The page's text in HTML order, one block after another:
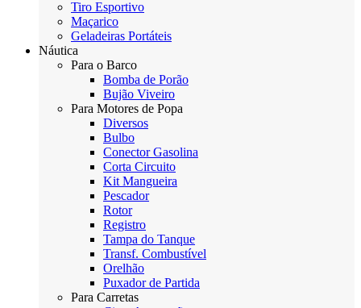
Tiro Esportivo
Maçarico
Geladeiras Portáteis
Náutica
Para o Barco
Bomba de Porão
Bujão Viveiro
Para Motores de Popa
Diversos
Bulbo
Conector Gasolina
Corta Circuito
Kit Mangueira
Pescador
Rotor
Registro
Tampa do Tanque
Transf. Combustível
Orelhão
Puxador de Partida
Para Carretas